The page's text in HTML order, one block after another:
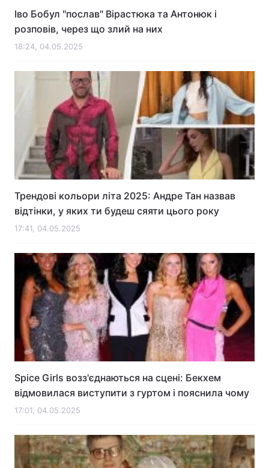
Екологія Регіони
Лонгріди
Відео з Youtube Статті
Інтерв'ю Думки
Архів Вакансії
Контакти
Тема оформлення
Іво Бобул "послав" Вірастюка та Антонюк і
розповів, через що злий на них
18:24, 04.05.2025
Трендові кольори літа 2025: Андре Тан назвав
відтінки, у яких ти будеш сяяти цього року
17:41, 04.05.2025
Spice Girls возз'єднаються на сцені: Бекхем
відмовилася виступити з гуртом і пояснила чому
17:01, 04.05.2025